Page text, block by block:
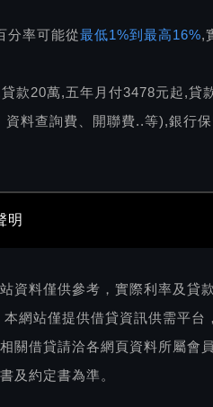
分率可能從最低1%到最高16%,
款20萬,五年月付3478元起,貸
料查詢費、開聯費..等),銀行
明
資料僅供參考，實際利率及貸
本網站僅提供借貸資訊供需平台
關借貸請洽各網頁資料所屬會
及約定書為準。